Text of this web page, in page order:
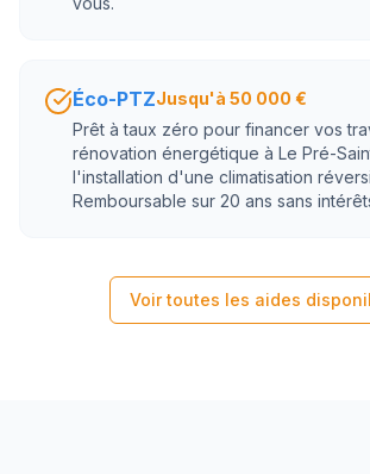
Éco-PTZJusqu'à 50 000 €
Prêt à taux zéro pour financer vos
rénovation énergétique à Le Pré-
l'installation d'une climatisation
Remboursable sur 20 ans sans
Voir toutes les aides